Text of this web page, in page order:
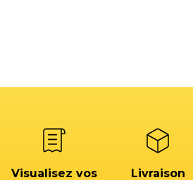
Visualisez vos
Livraison